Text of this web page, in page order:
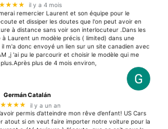
il y a 4 mois
remercier Laurent et son équipe pour le
et dissiper les doutes que l'on peut avoir en
à distance sans voir son interlocuteur .Dans les
à Laurent un modèle précis ( limited) dans une
m'a donc envoyé un lien sur un site canadien avec
,j 'ai pu le parcourir et choisir le modèle qui me
plus de 4 mois environ,
Germán Catalán
il y a un an
permis d’atteindre mon rêve d’enfant! US Cars
atout si on veut faire importer notre voiture pour la